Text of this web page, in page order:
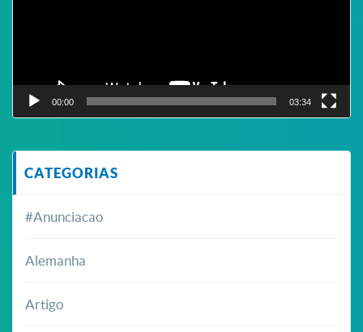
00:00 03:34
CATEGORIAS
#Anunciacao
Alemanha
Artigo